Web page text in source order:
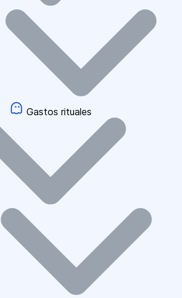
Gastos rituales